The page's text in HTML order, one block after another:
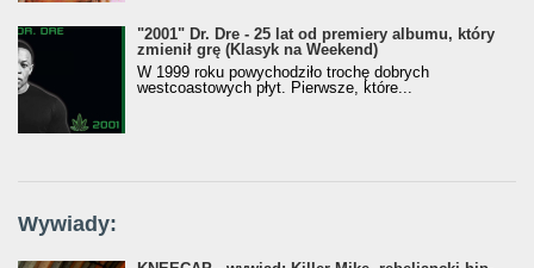
"2001" Dr. Dre - 25 lat od premiery albumu, który
zmienił grę (Klasyk na Weekend)
W 1999 roku powychodziło trochę dobrych
westcoastowych płyt. Pierwsze, które...
Wywiady: